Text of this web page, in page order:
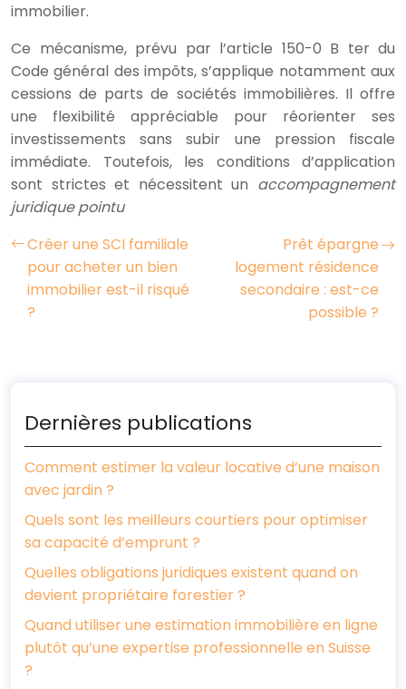
immobilier.
Ce mécanisme, prévu par l’article 150-0 B ter du
Code général des impôts, s’applique notamment aux
cessions de parts de sociétés immobilières. Il offre
une flexibilité appréciable pour réorienter ses
investissements sans subir une pression fiscale
immédiate. Toutefois, les conditions d’application
sont strictes et nécessitent un accompagnement
juridique pointu
Créer une SCI familiale
pour acheter un bien
immobilier est-il risqué
?
Prêt épargne
logement résidence
secondaire : est-ce
possible ?
Dernières publications
Comment estimer la valeur locative d’une maison
avec jardin ?
Quels sont les meilleurs courtiers pour optimiser
sa capacité d’emprunt ?
Quelles obligations juridiques existent quand on
devient propriétaire forestier ?
Quand utiliser une estimation immobilière en ligne
plutôt qu’une expertise professionnelle en Suisse
?